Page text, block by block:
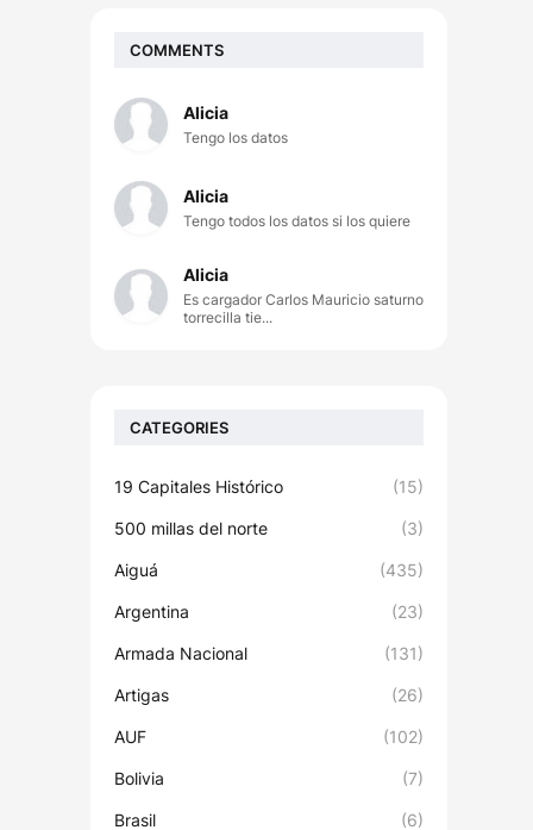
COMMENTS
Alicia
Tengo los datos
Alicia
Tengo todos los datos si los quiere
Alicia
Es cargador Carlos Mauricio saturno
torrecilla tie...
CATEGORIES
19 Capitales Histórico (15)
500 millas del norte (3)
Aiguá (435)
Argentina (23)
Armada Nacional (131)
Artigas (26)
AUF (102)
Bolivia (7)
Brasil (6)